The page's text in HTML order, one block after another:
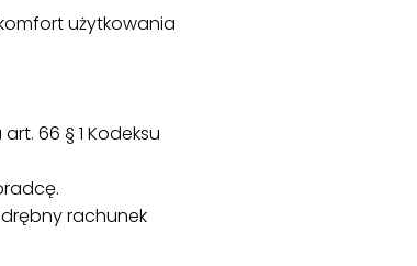
użytkowania
66 § 1 Kodeksu
rachunek